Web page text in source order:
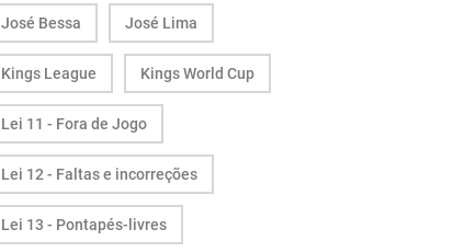
José Bessa José Lima
Kings League Kings World Cup
Lei 11 - Fora de Jogo
Lei 12 - Faltas e incorreções
Lei 13 - Pontapés-livres